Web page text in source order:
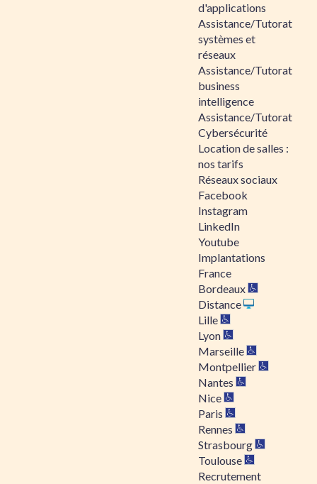
d'applications
Assistance/Tutorat
systèmes et
réseaux
Assistance/Tutorat
business
intelligence
Assistance/Tutorat
Cybersécurité
Location de salles :
nos tarifs
Réseaux sociaux
Facebook
Instagram
LinkedIn
Youtube
Implantations
France
Bordeaux
Distance
Lille
Lyon
Marseille
Montpellier
Nantes
Nice
Paris
Rennes
Strasbourg
Toulouse
Recrutement